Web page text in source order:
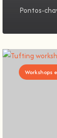
Pontos-
Workshops